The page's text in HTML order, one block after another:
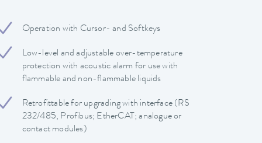
Operation with Cursor- and Softkeys
Low-level and adjustable over-temperature
protection with acoustic alarm for use with
flammable and non-flammable liquids
Retrofittable for upgrading with interface (RS
232/485, Profibus; EtherCAT; analogue or
contact modules)